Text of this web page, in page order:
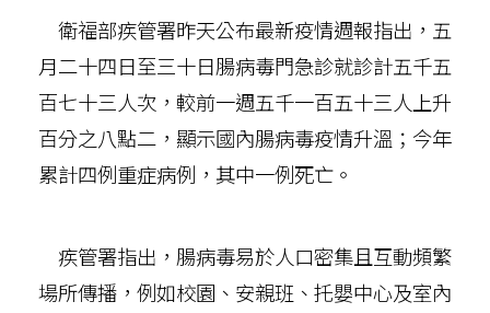
衛福部疾管署昨天公布最新疫情週報指出，五
月二十四日至三十日腸病毒門急診就診計五千五
百七十三人次，較前一週五千一百五十三人上升
百分之八點二，顯示國內腸病毒疫情升溫；今年
累計四例重症病例，其中一例死亡。
疾管署指出，腸病毒易於人口密集且互動頻繁
場所傳播，例如校園、安親班、托嬰中心及室內